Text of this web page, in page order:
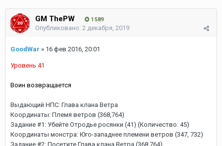
GM ThePW 1 589
Опубликовано: 2 декабря, 2019
GoodWar » 16 фев 2016, 20:01
Уровень 41
Воин возвращается
Выдающий НПС: Глава клана Ветра
Координаты: Племя ветров (368,764)
Задание #1: Убейте Отродье росянки (41) (Количество: 45)
Координаты монстра: Юго-западнее племени ветров (347, 732)
Задание #2: Посетите Глава клана Ветра (368,764)